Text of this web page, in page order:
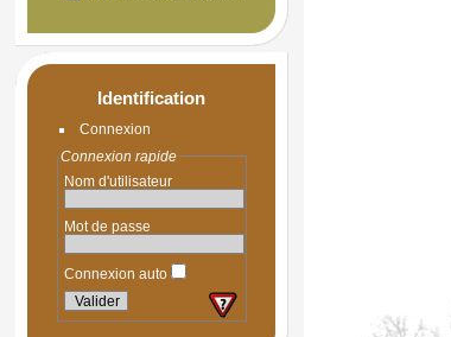
Identification
Connexion
Connexion rapide
Nom d'utilisateur
Mot de passe
Connexion auto